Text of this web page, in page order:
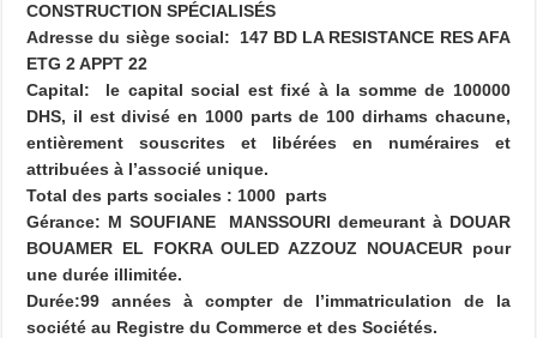
CONSTRUCTION SPÉCIALISÉS
Adresse du siège social: 147 BD LA RESISTANCE RES AFA
ETG 2 APPT 22
Capital: le capital social est fixé à la somme de 100000
DHS, il est divisé en 1000 parts de 100 dirhams chacune,
entièrement souscrites et libérées en numéraires et
attribuées à l’associé unique.
Total des parts sociales : 1000 parts
Gérance: M SOUFIANE MANSSOURI demeurant à DOUAR
BOUAMER EL FOKRA OULED AZZOUZ NOUACEUR pour
une durée illimitée.
Durée:99 années à compter de l’immatriculation de la
société au Registre du Commerce et des Sociétés.